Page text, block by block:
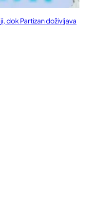
dok Partizan doživljava